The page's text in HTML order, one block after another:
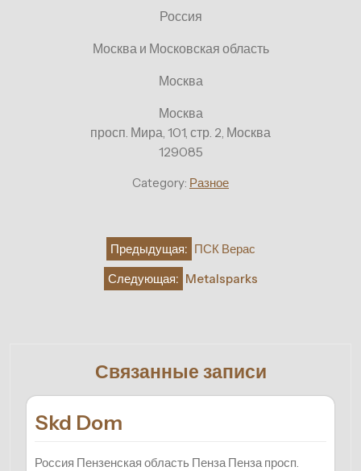
Россия
Москва и Московская область
Москва
Москва
просп. Мира, 101, стр. 2, Москва
129085
Category: Разное
НавигацияПредыдущая: ПСК Верас
Следующая: Metalsparks
Связанные записи
Skd Dom
Россия Пензенская область Пенза Пенза просп.